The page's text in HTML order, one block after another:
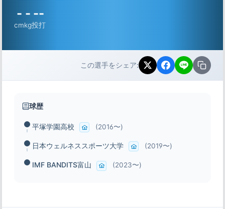
-
cm
-
kg
--
投打
この選手をシェア:
球歴
平塚学園高校 (2016〜)
日本ウェルネススポーツ大学 (2019〜)
IMF BANDITS富山 (2023〜)